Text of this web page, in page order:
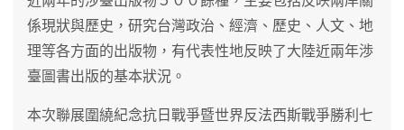
係現狀與歷史，研究台灣政治、經濟、歷史、人文、地
理等各方面的出版物，有代表性地反映了大陸近兩年渉
臺圖書出版的基本狀況。
本次聯展圍繞紀念抗日戰爭暨世界反法西斯戰爭勝利七